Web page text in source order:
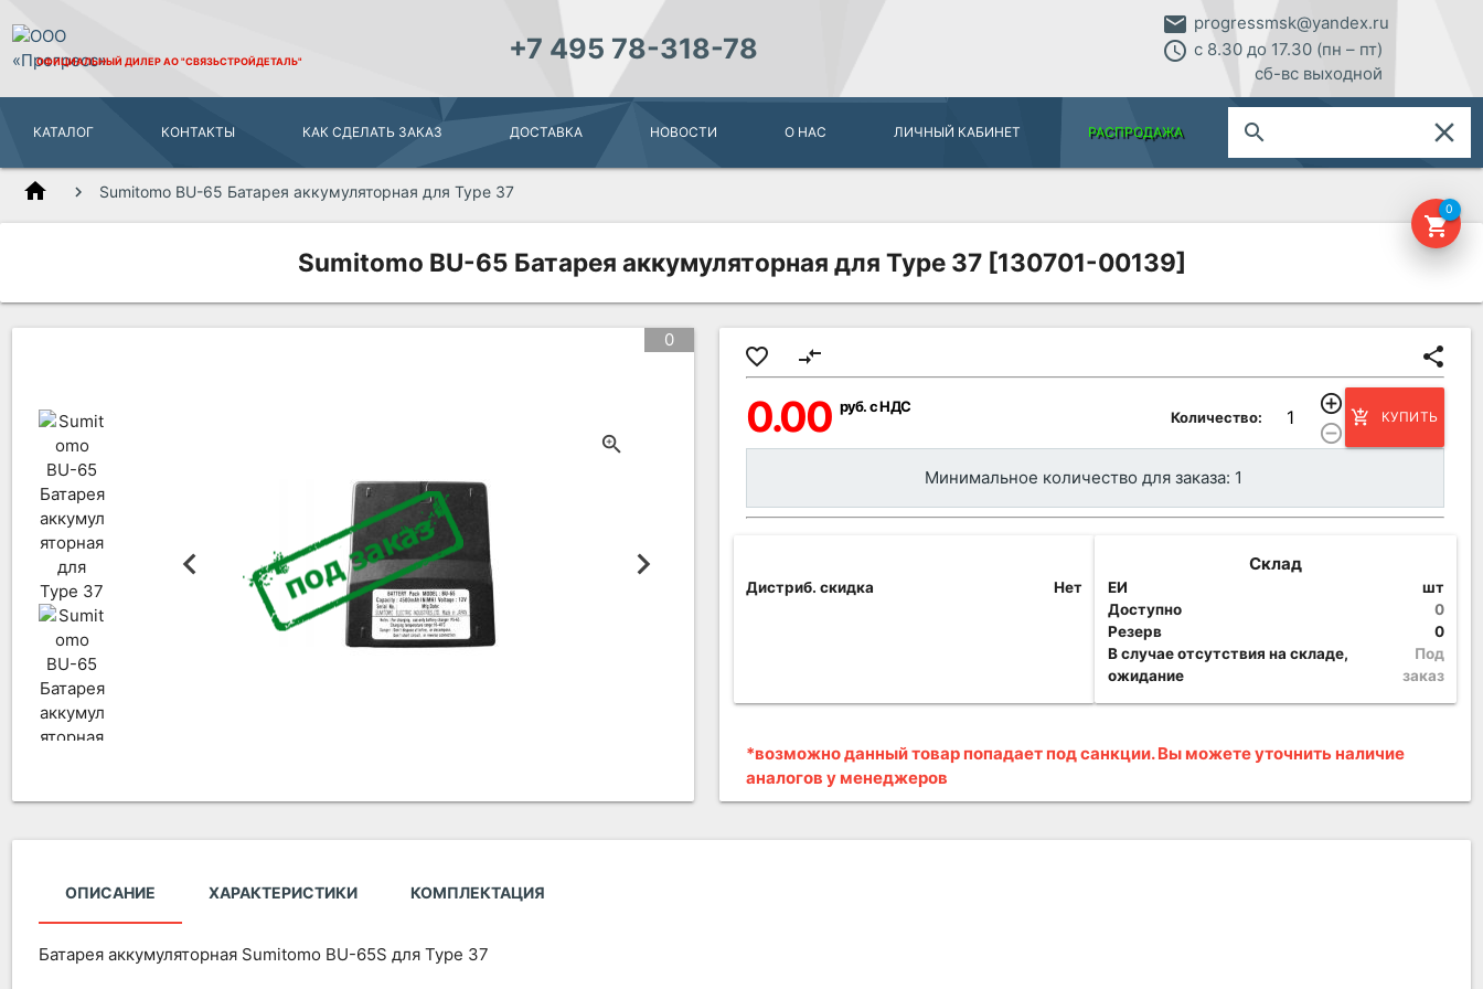
ОФИЦИАЛЬНЫЙ ДИЛЕРАО "СВЯЗЬСТРОЙДЕТАЛЬ" +7 495 78-318-78
email progressmsk@yandex.ru
access_time с 8.30 до 17.30 (пн – пт)
сб-вс выходной
КАТАЛОГ КОНТАКТЫ КАК СДЕЛАТЬ ЗАКАЗ ДОСТАВКА НОВОСТИ О НАС ЛИЧНЫЙ КАБИНЕТ РАСПРОДАЖА search close
shopping_cart
0
home Sumitomo BU-65 Батарея аккумуляторная для Type 37
Sumitomo BU-65 Батарея аккумуляторная для Type 37 [130701-00139]
0
favorite_border compare_arrows share
0.00 руб. с НДС
Количество:
add_circle_outline
remove_circle_outline
add_shopping_cart КУПИТЬ
Минимальное количество для заказа: 1
Дистриб. скидка Нет
Склад
ЕИ
шт
Доступно
0
Резерв
0
В случае отсутствия на складе,
ожидание
Под
заказ
*возможно данный товар попадает под санкции. Вы можете уточнить наличие
аналогов у менеджеров
ОПИСАНИЕ ХАРАКТЕРИСТИКИ КОМПЛЕКТАЦИЯ
Батарея аккумуляторная Sumitomo BU-65S для Type 37